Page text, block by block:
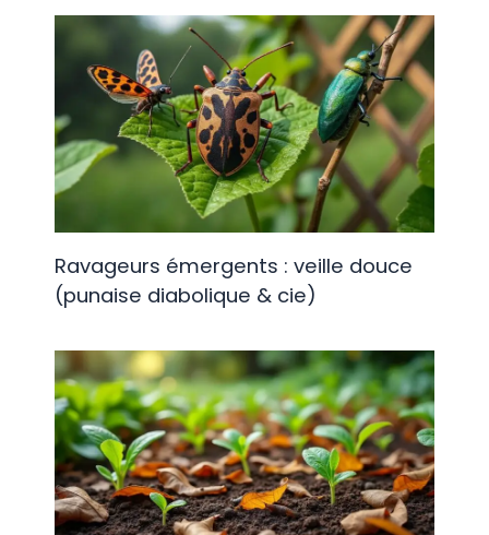
Ravageurs émergents : veille douce
(punaise diabolique & cie)